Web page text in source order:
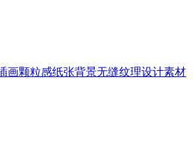
画颗粒感纸张背景无缝纹理设计素材